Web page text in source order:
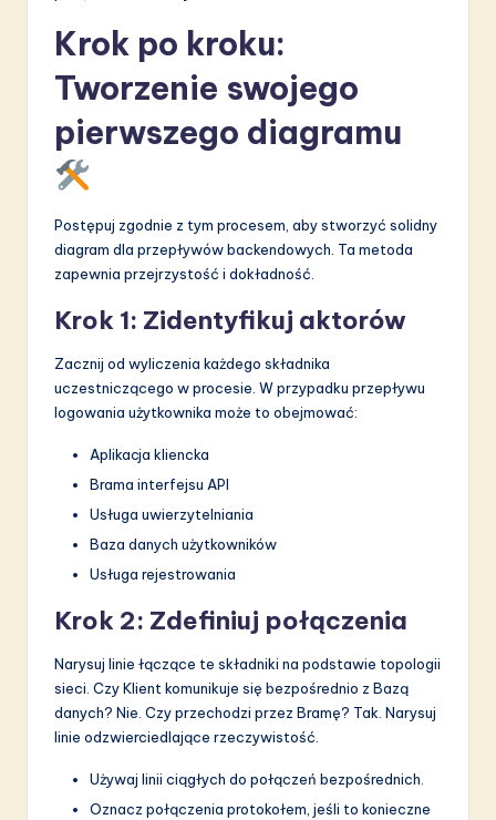
Krok po kroku:
Tworzenie swojego
pierwszego diagramu
Postępuj zgodnie z tym procesem, aby stworzyć solidny
diagram dla przepływów backendowych. Ta metoda
zapewnia przejrzystość i dokładność.
Krok 1: Zidentyfikuj aktorów
Zacznij od wyliczenia każdego składnika
uczestniczącego w procesie. W przypadku przepływu
logowania użytkownika może to obejmować:
Aplikacja kliencka
Brama interfejsu API
Usługa uwierzytelniania
Baza danych użytkowników
Usługa rejestrowania
Krok 2: Zdefiniuj połączenia
Narysuj linie łączące te składniki na podstawie topologii
sieci. Czy Klient komunikuje się bezpośrednio z Bazą
danych? Nie. Czy przechodzi przez Bramę? Tak. Narysuj
linie odzwierciedlające rzeczywistość.
Używaj linii ciągłych do połączeń bezpośrednich.
Oznacz połączenia protokołem, jeśli to konieczne